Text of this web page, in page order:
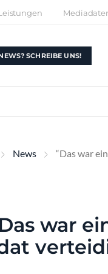
SCHREIBE UNS!
News
“Das war
war